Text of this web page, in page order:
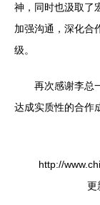
神，同时也汲取了
加强沟通，深化合
级。
再次感谢李总
达成实质性的合作
http://
更